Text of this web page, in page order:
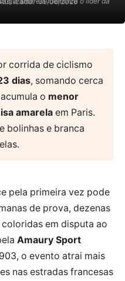
corrida de ciclismo
dias, somando cerca
o menor
amarelaem Paris.
bolinhas e branca
pela primeira vez pode
de prova, dezenas
em disputa ao
Amaury Sport
o evento atrai mais
nas estradas francesas